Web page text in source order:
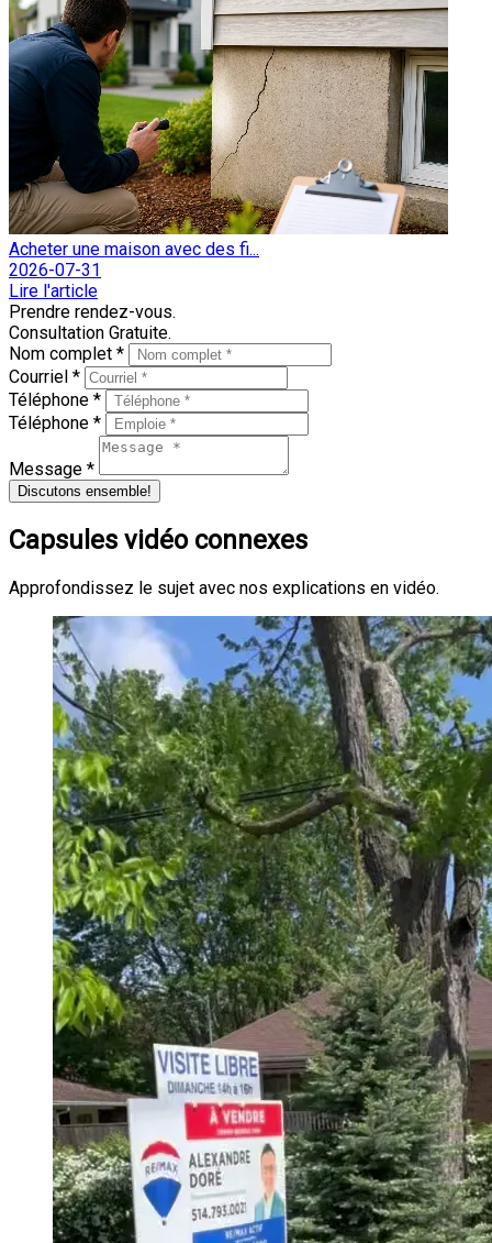
Acheter une maison avec des fi...
2026-07-31
Lire l'article
Prendre rendez-vous.
Consultation Gratuite.
Nom complet *
Courriel *
Téléphone *
Téléphone *
Message *
Discutons ensemble!
Capsules vidéo connexes
Approfondissez le sujet avec nos explications en vidéo.